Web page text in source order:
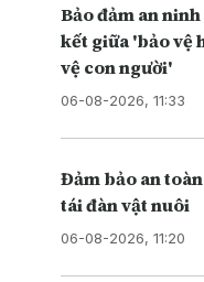
Bảo đảm an
kết giữa 'bảo vệ
vệ con người'
06-08-2026, 11:33
Đảm bảo an
tái đàn vật nuôi
06-08-2026, 11:20